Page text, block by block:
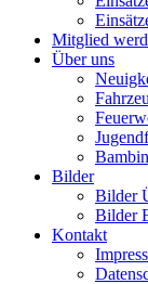
Mitglied
Über uns
Bilder
Bilder
Bilder
Kontakt